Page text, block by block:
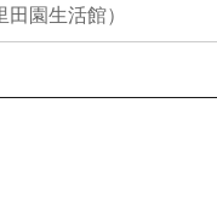
園生活館）